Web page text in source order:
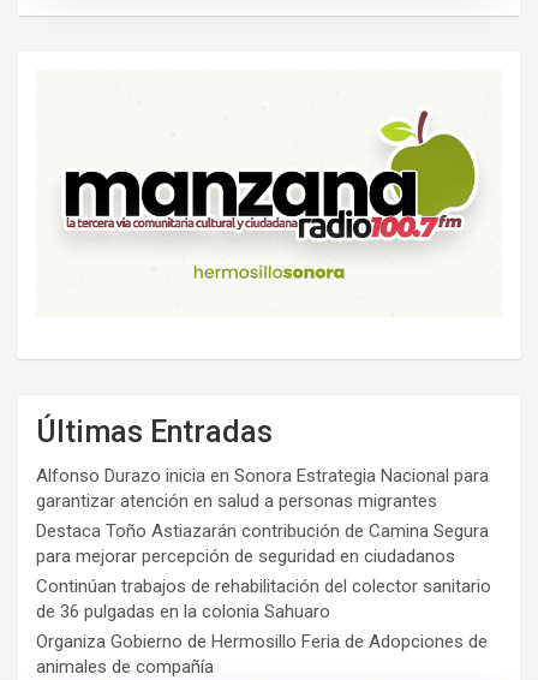
Últimas Entradas
Alfonso Durazo inicia en Sonora Estrategia Nacional para
garantizar atención en salud a personas migrantes
Destaca Toño Astiazarán contribución de Camina Segura
para mejorar percepción de seguridad en ciudadanos
Continúan trabajos de rehabilitación del colector sanitario
de 36 pulgadas en la colonia Sahuaro
Organiza Gobierno de Hermosillo Feria de Adopciones de
animales de compañía